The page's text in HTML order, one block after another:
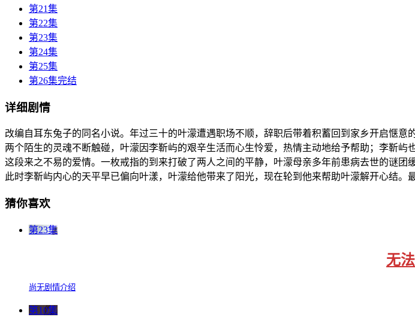
第21集
第22集
第23集
第24集
第25集
第26集完结
详细剧情
改编自耳东兔子的同名小说。年过三十的叶濛遭遇职场不顺，辞职后带着积蓄回到家乡开启惬
两个陌生的灵魂不断触碰，叶濛因李靳屿的艰辛生活而心生怜爱，热情主动地给予帮助；李靳
这段来之不易的爱情。一枚戒指的到来打破了两人之间的平静，叶濛母亲多年前患病去世的谜
此时李靳屿内心的天平早已偏向叶漾，叶濛给他带来了阳光，现在轮到他来帮助叶濛解开心结。
猜你喜欢
第23集
无
尚无剧情介绍
第10集